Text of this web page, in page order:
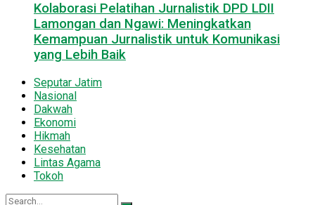
Kolaborasi Pelatihan Jurnalistik DPD LDII
Lamongan dan Ngawi: Meningkatkan
Kemampuan Jurnalistik untuk Komunikasi
yang Lebih Baik
Seputar Jatim
Nasional
Dakwah
Ekonomi
Hikmah
Kesehatan
Lintas Agama
Tokoh